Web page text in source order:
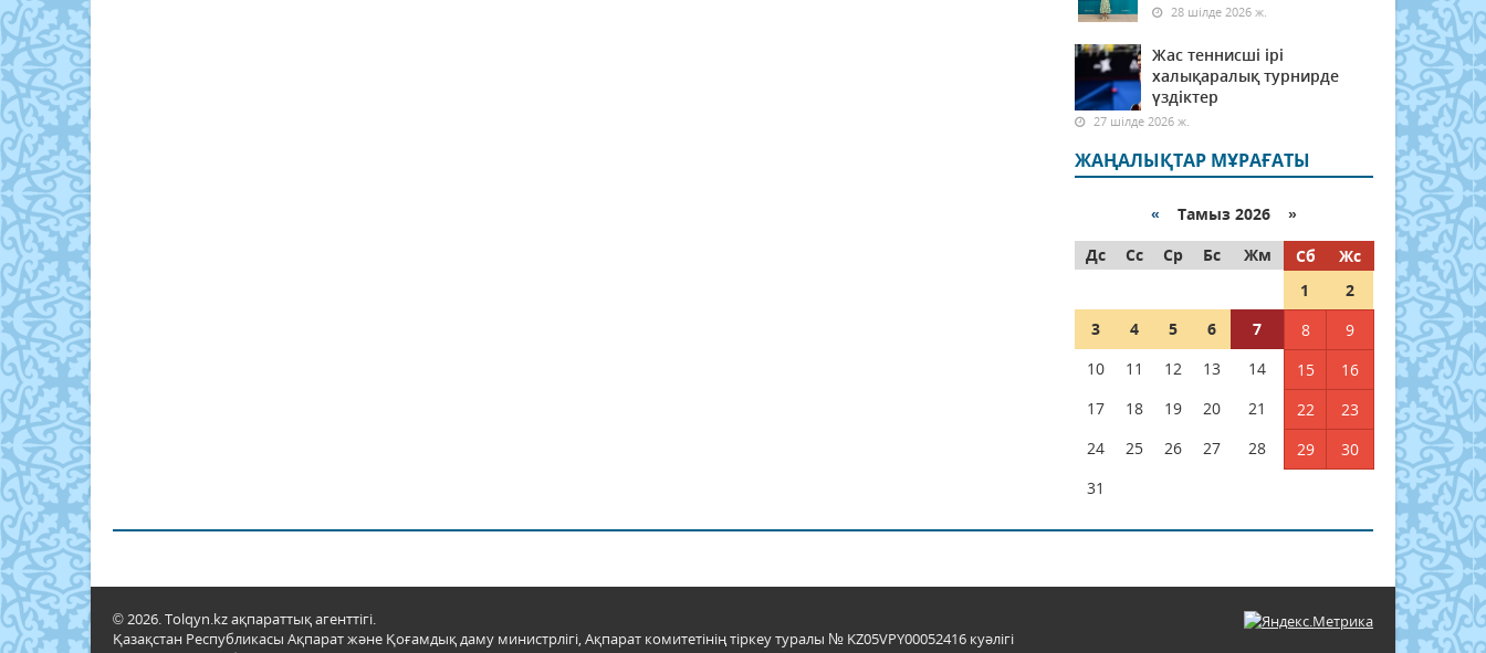
28 шілде 2026 ж.
Жас теннисші ірі
халықаралық турнирде
үздіктер
27 шілде 2026 ж.
ЖАҢАЛЫҚТАР МҰРАҒАТЫ
« Тамыз 2026 »
Дс
Сс Ср Бс Жм Сб
Жс
1
2
3
4 5 6 7 8
9
10
11 12 13 14 15
16
17
18 19 20 21 22
23
24
25 26 27 28 29
30
31
© 2026. Tolqyn.kz ақпараттық агенттігі.
Қазақстан Республикасы Ақпарат және Қоғамдық даму министрлігі, Ақпарат комитетінің тіркеу туралы № KZ05VPY00052416 куәлігі